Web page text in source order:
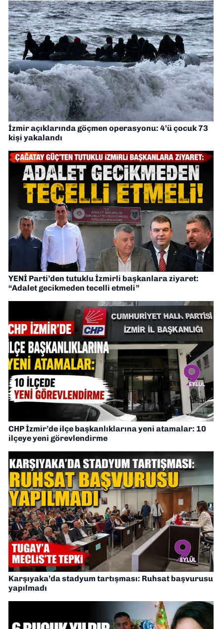
İzmir açıklarında göçmen operasyonu: 4’ü çocuk 73
kişi yakalandı
YENİ Parti’den tutuklu İzmirli başkanlara ziyaret:
“Adalet gecikmeden tecelli etmeli”
CHP İzmir’de ilçe başkanlıklarına yeni atamalar: 10
ilçeye yeni görevlendirme
Karşıyaka’da stadyum tartışması: Ruhsat başvurusu
yapılmadı